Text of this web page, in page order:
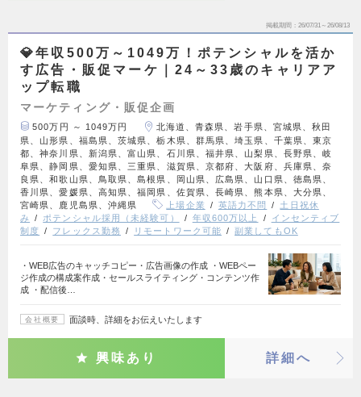
掲載期間 26/07/31～26/08/13
💎年収500万～1049万！ポテンシャルを活か
す広告・販促マーケ｜24～33歳のキャリアア
ップ転職
マーケティング・販促企画
500万円 ～ 1049万円
北海道、青森県、岩手県、宮城県、秋田
県、山形県、福島県、茨城県、栃木県、群馬県、埼玉県、千葉県、東京
都、神奈川県、新潟県、富山県、石川県、福井県、山梨県、長野県、岐
阜県、静岡県、愛知県、三重県、滋賀県、京都府、大阪府、兵庫県、奈
良県、和歌山県、鳥取県、島根県、岡山県、広島県、山口県、徳島県、
香川県、愛媛県、高知県、福岡県、佐賀県、長崎県、熊本県、大分県、
宮崎県、鹿児島県、沖縄県
上場企業 英語力不問
土日祝休
み
ポテンシャル採用（未経験可） 年収600万以上
インセンティブ
制度
フレックス勤務 リモートワーク可能 副業してもOK
・WEB広告のキャッチコピー・広告画像の作成 ・WEBペー
ジ作成の構成案作成・セールスライティング・コンテンツ作
成 ・配信後…
会社概要 面談時、詳細をお伝えいたします
興味あり 詳細へ